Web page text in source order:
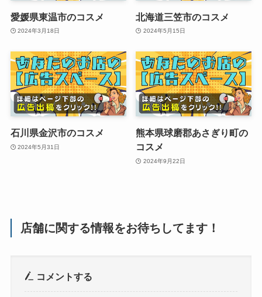
愛媛県東温市のコスメ
2024年3月18日
北海道三笠市のコスメ
2024年5月15日
石川県金沢市のコスメ
2024年5月31日
熊本県球磨郡あさぎり町の
コスメ
2024年9月22日
店舗に関する情報をお待ちしてます！
コメントする